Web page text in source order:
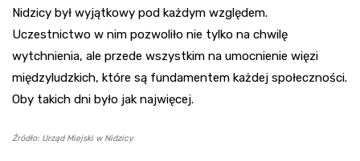
Nidzicy był wyjątkowy pod każdym względem.
Uczestnictwo w nim pozwoliło nie tylko na chwilę
wytchnienia, ale przede wszystkim na umocnienie więzi
międzyludzkich, które są fundamentem każdej społeczności.
Oby takich dni było jak najwięcej.
Źródło: Urząd Miejski w Nidzicy